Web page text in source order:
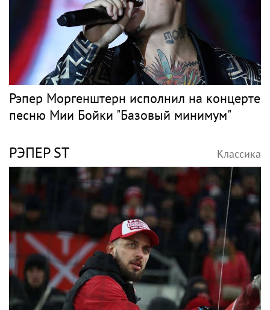
Рэпер Моргенштерн исполнил на концерте
песню Мии Бойки "Базовый минимум"
РЭПЕР ST Классика